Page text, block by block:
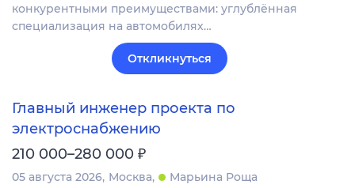
конкурентными преимуществами: углублённая
специализация на автомобилях…
Откликнуться
Главный инженер проекта по
электроснабжению
210 000–280 000 ₽
05 августа 2026 Москва
Марьина Роща